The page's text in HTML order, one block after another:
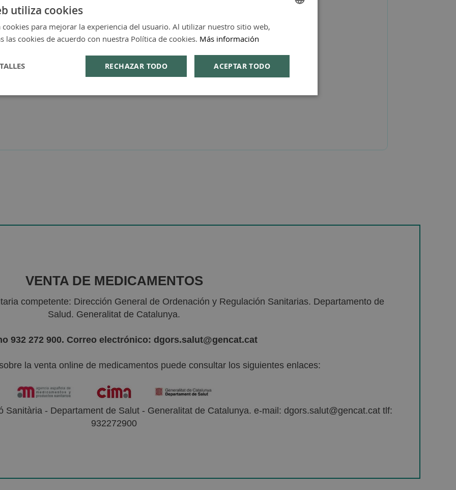
VENTA DE MEDICAMENTOS
competente: Dirección General de Ordenación y Regulación Sanitarias. Departamento de
Salud. Generalitat de Catalunya.
932 272 900. Correo electrónico: dgors.salut@gencat.cat
la venta online de medicamentos puede consultar los siguientes enlaces:
Sanitària - Departament de Salut - Generalitat de Catalunya. e-mail: dgors.salut@gencat.cat tlf:
932272900
utiliza cookies
cookies para mejorar la experiencia del usuario. Al utilizar nuestro sitio web,
las cookies de acuerdo con nuestra Política de cookies. Más información
ACEPTAR TODO
RECHAZAR TODO